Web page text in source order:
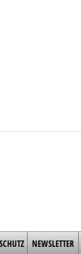
NEWSLETTER